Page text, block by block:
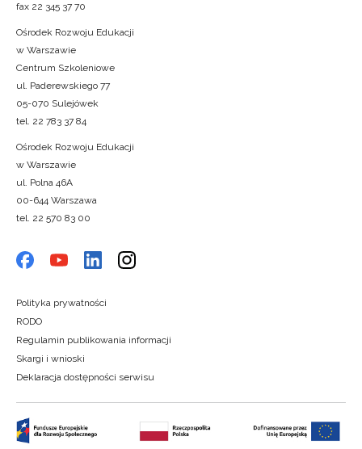
fax 22 345 37 70
Ośrodek Rozwoju Edukacji
w Warszawie
Centrum Szkoleniowe
ul. Paderewskiego 77
05-070 Sulejówek
tel. 22 783 37 84
Ośrodek Rozwoju Edukacji
w Warszawie
ul. Polna 46A
00-644 Warszawa
tel. 22 570 83 00
Polityka prywatności
RODO
Regulamin publikowania informacji
Skargi i wnioski
Deklaracja dostępności serwisu